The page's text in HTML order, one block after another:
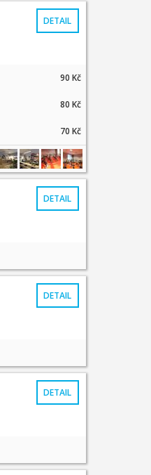
DETAIL
90 Kč
80 Kč
70 Kč
DETAIL
DETAIL
DETAIL